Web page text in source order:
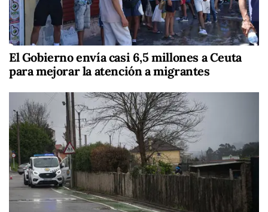
El Gobierno envía casi 6,5 millones a Ceuta
para mejorar la atención a migrantes